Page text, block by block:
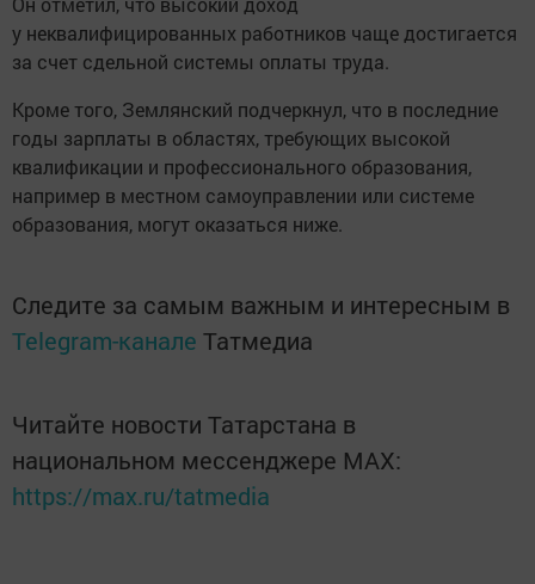
у неквалифицированных работников чаще достигается
за счет сдельной системы оплаты труда.
Кроме того, Землянский подчеркнул, что в последние
годы зарплаты в областях, требующих высокой
квалификации и профессионального образования,
например в местном самоуправлении или системе
образования, могут оказаться ниже.
Следите за самым важным и интересным в
Telegram-канале Татмедиа
Читайте новости Татарстана в
национальном мессенджере MАХ:
https://max.ru/tatmedia